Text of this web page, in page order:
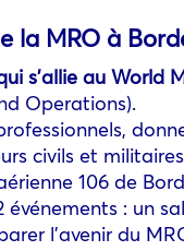
la MRO à
s’allie au
Operations).
civils et
106 de
événements : un
l’avenir du